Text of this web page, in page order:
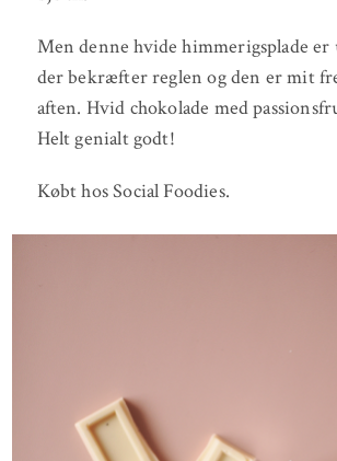
Men denne hvide himmerigsplade er
der bekræfter reglen og den er mit
aften. Hvid chokolade med
Helt genialt godt!
Købt hos Social Foodies.